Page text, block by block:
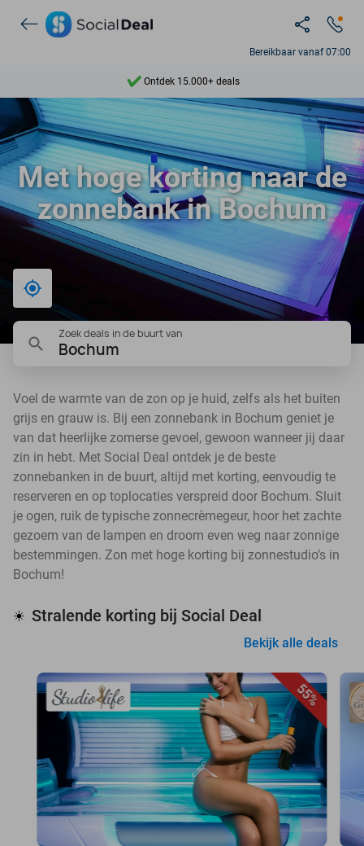
Bereikbaar vanaf 07:00
Ontdek 15.000+ deals
7 dagen per week beschikbaar
10+ miljoen leden
9,4
Ontdek 15.000+ deals
Met hoge korting naar de
zonnebank in Bochum
Zoek deals in de buurt van
Bochum
Voel de warmte van de zon op je huid, zelfs als het buiten
grijs en grauw is. Bij een zonnebank in Bochum geniet je
van dat heerlijke zomerse gevoel, gewoon wanneer jij daar
zin in hebt. Met Social Deal ontdek je de beste
zonnebanken in de buurt, altijd met korting, eenvoudig te
reserveren en op toplocaties verspreid door Bochum. Sluit
je ogen, ruik de typische zonnecrèmegeur, hoor het zachte
gezoem van de lampen en droom even weg naar zonnige
bestemmingen. Zon met hoge korting bij zonnestudio’s in
Bochum!
☀️ Stralende korting bij Social Deal
Bekijk alle deals
55%